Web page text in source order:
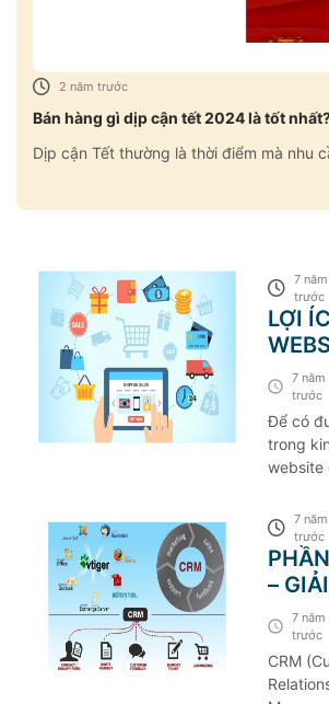
2 năm trước
Bán hàng gì dịp cận tết 2024 là tốt
Dịp cận Tết thường là thời điểm mà nhu
7 năm
trước
LỢI
GÌ?
7 năm
trước
Để có
trong
website
đại
như
thể
tôi sẽ
trong
nhé.
7 năm
trước
–
ƯU
7 năm
trước
CRM